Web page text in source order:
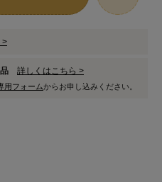
>
品 詳しくはこちら >
用フォームからお申し込みください。